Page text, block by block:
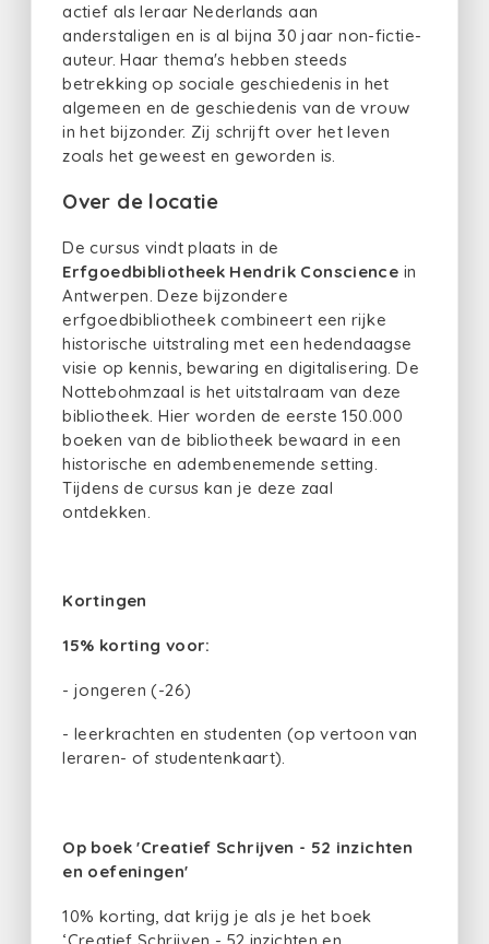
actief als leraar Nederlands aan
anderstaligen en is al bijna 30 jaar non-fictie-
auteur. Haar thema's hebben steeds
betrekking op sociale geschiedenis in het
algemeen en de geschiedenis van de vrouw
in het bijzonder. Zij schrijft over het leven
zoals het geweest en geworden is.
Over de locatie
De cursus vindt plaats in de
Erfgoedbibliotheek Hendrik Conscience in
Antwerpen. Deze bijzondere
erfgoedbibliotheek combineert een rijke
historische uitstraling met een hedendaagse
visie op kennis, bewaring en digitalisering. De
Nottebohmzaal is het uitstalraam van deze
bibliotheek. Hier worden de eerste 150.000
boeken van de bibliotheek bewaard in een
historische en adembenemende setting.
Tijdens de cursus kan je deze zaal
ontdekken.
Kortingen
15% korting voor:
- jongeren (-26)
- leerkrachten en studenten (op vertoon van
leraren- of studentenkaart).
Op boek 'Creatief Schrijven - 52 inzichten
en oefeningen'
10% korting, dat krijg je als je het boek